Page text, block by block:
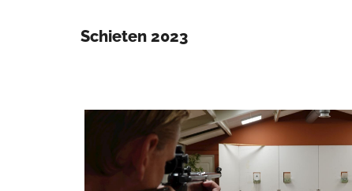
Schieten 2023